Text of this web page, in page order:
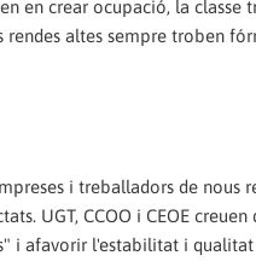
en crear ocupació, la classe
altes sempre troben
i treballadors de nous
UGT, CCOO i CEOE creuen
i afavorir l'estabilitat i qualitat